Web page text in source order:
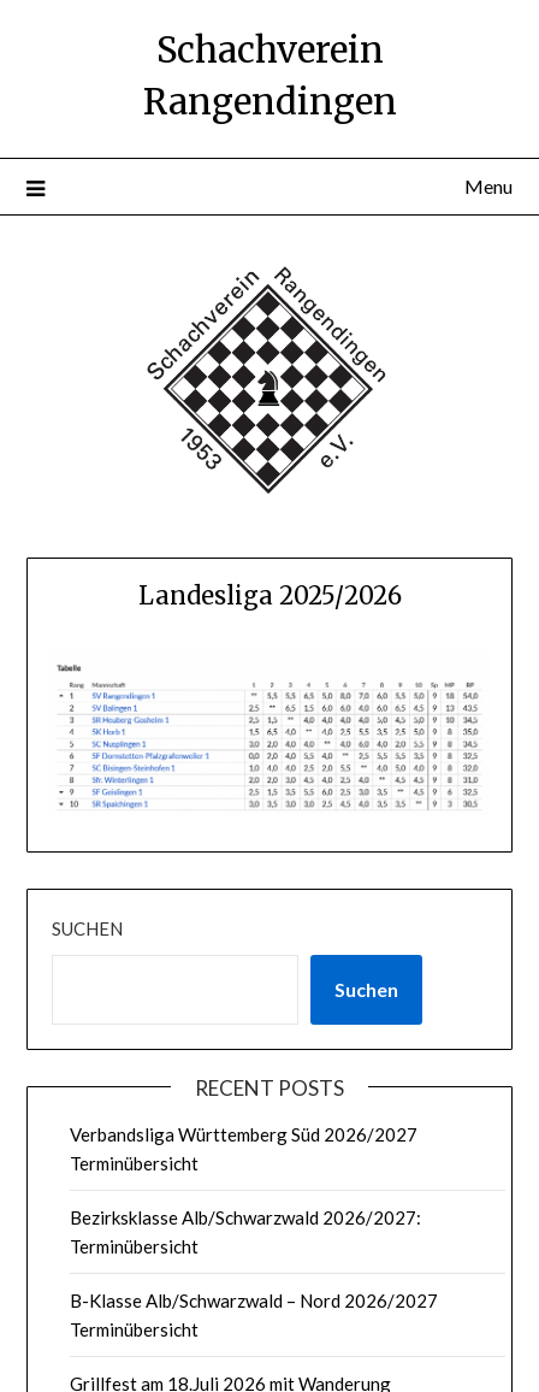
Schachverein
Rangendingen
Menu
Landesliga 2025/2026
SUCHEN
Suchen
RECENT POSTS
Verbandsliga Württemberg Süd 2026/2027
Terminübersicht
Bezirksklasse Alb/Schwarzwald 2026/2027:
Terminübersicht
B-Klasse Alb/Schwarzwald – Nord 2026/2027
Terminübersicht
Grillfest am 18.Juli 2026 mit Wanderung